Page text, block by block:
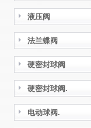
液压阀
法兰蝶阀
硬密封球阀
硬密封球阀.
电动球阀.